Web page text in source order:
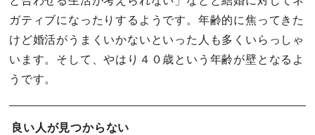
ガティブになったりするようです。年齢的に焦ってきた
けど婚活がうまくいかないといった人も多くいらっしゃ
います。そして、やはり４０歳という年齢が壁となるよ
うです。
良い人が見つからない